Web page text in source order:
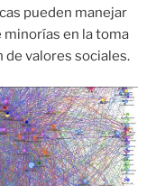
pueden manejar
en la toma
de valores sociales.